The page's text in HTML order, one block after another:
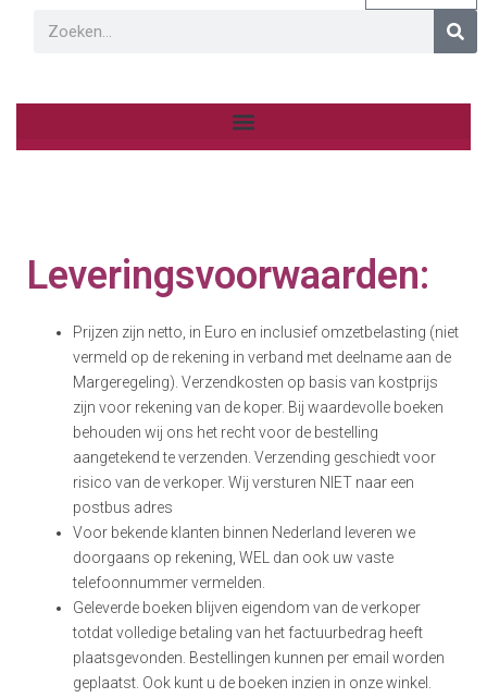
Leveringsvoorwaarden:
Prijzen zijn netto, in Euro en inclusief omzetbelasting (niet
vermeld op de rekening in verband met deelname aan de
Margeregeling). Verzendkosten op basis van kostprijs
zijn voor rekening van de koper. Bij waardevolle boeken
behouden wij ons het recht voor de bestelling
aangetekend te verzenden. Verzending geschiedt voor
risico van de verkoper. Wij versturen NIET naar een
postbus adres
Voor bekende klanten binnen Nederland leveren we
doorgaans op rekening, WEL dan ook uw vaste
telefoonnummer vermelden.
Geleverde boeken blijven eigendom van de verkoper
totdat volledige betaling van het factuurbedrag heeft
plaatsgevonden. Bestellingen kunnen per email worden
geplaatst. Ook kunt u de boeken inzien in onze winkel.